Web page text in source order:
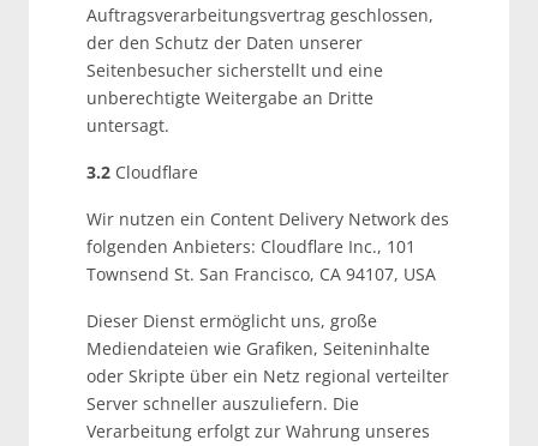
Auftragsverarbeitungsvertrag geschlossen,
der den Schutz der Daten unserer
Seitenbesucher sicherstellt und eine
unberechtigte Weitergabe an Dritte
untersagt.
3.2 Cloudflare
Wir nutzen ein Content Delivery Network des
folgenden Anbieters: Cloudflare Inc., 101
Townsend St. San Francisco, CA 94107, USA
Dieser Dienst ermöglicht uns, große
Mediendateien wie Grafiken, Seiteninhalte
oder Skripte über ein Netz regional verteilter
Server schneller auszuliefern. Die
Verarbeitung erfolgt zur Wahrung unseres